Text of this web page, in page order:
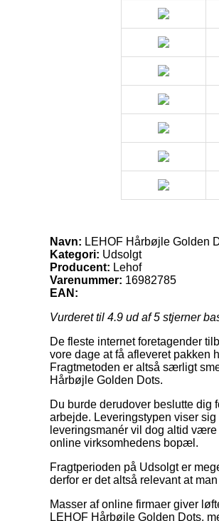
Navn: LEHOF Hårbøjle Golden
Kategori: Udsolgt
Producent: Lehof
Varenummer: 16982785
EAN:
Vurderet til 4.9 ud af 5 stjerner
De fleste internet foretagender
vore dage at få afleveret pakken
Fragtmetoden er altså særligt
Hårbøjle Golden Dots.
Du burde derudover beslutte
arbejde. Leveringstypen viser
leveringsmanér vil dog altid
online virksomhedens bopæl.
Fragtperioden på Udsolgt er
derfor er det altså relevant at
Masser af online firmaer giver
LEHOF Hårbøjle Golden Dots,